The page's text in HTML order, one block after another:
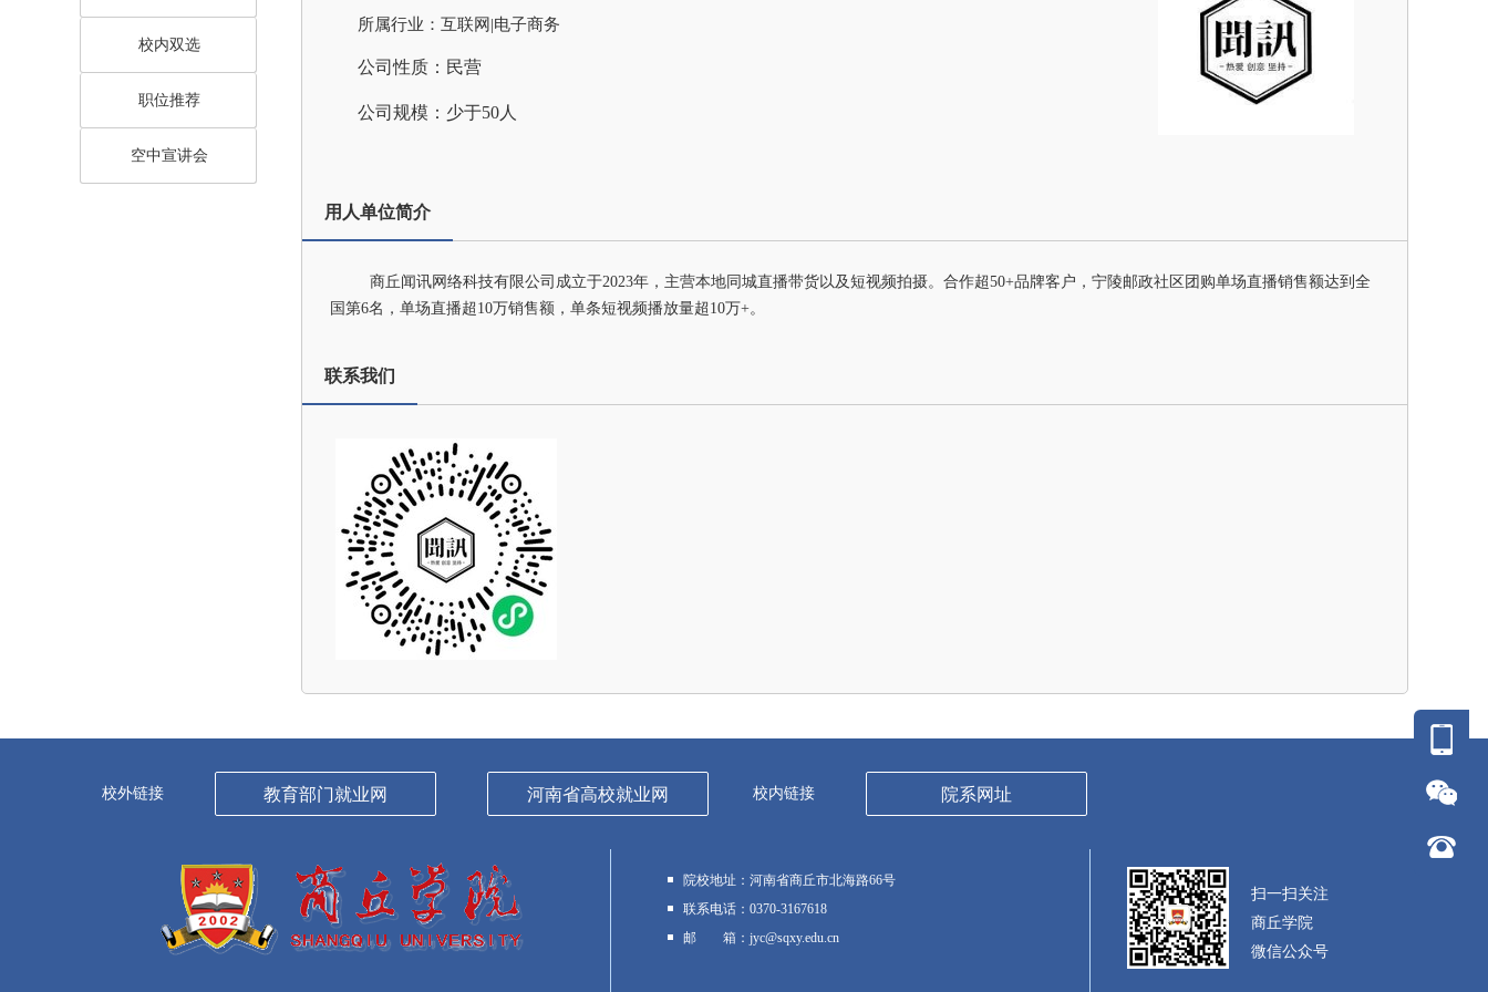
校内双选
职位推荐
空中宣讲会
所属行业：互联网|电子商务
公司性质：民营
公司规模：少于50人
用人单位简介
商丘闻讯网络科技有限公司成立于2023年，主营本地同城直播带货以及短视频拍摄。合作超50+品牌客户，宁陵邮政社区团购单场直播销售额达到全
国第6名，单场直播超10万销售额，单条短视频播放量超10万+。
联系我们
校外链接 教育部门就业网 河南省高校就业网 校内链接 院系网址
院校地址： 河南省商丘市北海路66号
联系电话： 0370-3167618
邮 箱： jyc@sqxy.edu.cn
扫一扫关注
商丘学院
微信公众号